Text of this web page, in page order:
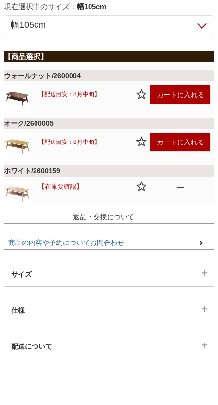
こたつ
ファブリック
ラグ
マット
収納用品
生活用品
インテリア雑貨
サイズ： 幅105cm
ウォールナット/2600004
【配送目安：8月中旬】 カートに入れる
オーク/2600005
【配送目安：8月中旬】 カートに入れる
ホワイト/2600159
在庫要確認 —
返品・交換について
商品の内容や予約についてお問合わせ
サイズ
仕様
2600004
配送について